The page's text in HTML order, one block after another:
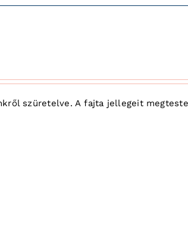
szüretelve. A fajta jellegeit